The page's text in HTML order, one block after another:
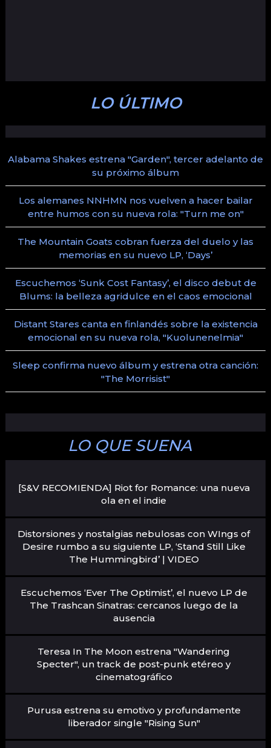
LO ÚLTIMO
Alabama Shakes estrena "Garden", tercer adelanto de
su próximo álbum
Los alemanes NNHMN nos vuelven a hacer bailar
entre humos con su nueva rola: "Turn me on"
The Mountain Goats cobran fuerza del duelo y las
memorias en su nuevo LP, ‘Days’
Escuchemos ‘Sunk Cost Fantasy’, el disco debut de
Blums: la belleza agridulce en el caos emocional
Distant Stares canta en finlandés sobre la existencia
emocional en su nueva rola, "Kuolunenelmia"
Sleep confirma nuevo álbum y estrena otra canción:
"The Morrisist"
LO QUE SUENA
[S&V RECOMIENDA] Riot for Romance: una nueva
ola en el indie
Distorsiones y nostalgias nebulosas con WIngs of
Desire rumbo a su siguiente LP, ‘Stand Still Like
The Hummingbird’ | VIDEO
Escuchemos ‘Ever The Optimist’, el nuevo LP de
The Trashcan Sinatras: cercanos luego de la
ausencia
Teresa In The Moon estrena "Wandering
Specter", un track de post-punk etéreo y
cinematográfico
Purusa estrena su emotivo y profundamente
liberador single "Rising Sun"